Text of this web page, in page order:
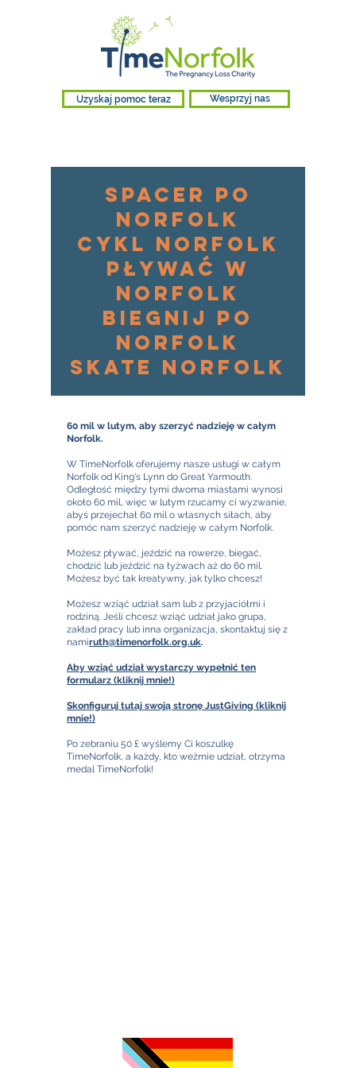
Uzyskaj pomoc teraz Wesprzyj nas
Spacer po
Norfolk
Cykl Norfolk
Pływać w
Norfolk
Biegnij po
Norfolk
Skate Norfolk
60 mil w lutym, aby szerzyć nadzieję w całym
Norfolk.
W TimeNorfolk oferujemy nasze usługi w całym
Norfolk od King's Lynn do Great Yarmouth.
Odległość między tymi dwoma miastami wynosi
około 60 mil, więc w lutym rzucamy ci wyzwanie,
abyś przejechał 60 mil o własnych siłach, aby
pomóc nam szerzyć nadzieję w całym Norfolk.
Możesz pływać, jeździć na rowerze, biegać,
chodzić lub jeździć na łyżwach aż do 60 mil.
Możesz być tak kreatywny, jak tylko chcesz!
Możesz wziąć udział sam lub z przyjaciółmi i
rodziną. Jeśli chcesz wziąć udział jako grupa,
zakład pracy lub inna organizacja, skontaktuj się z
namiruth@timenorfolk.org.uk.
Aby wziąć udział wystarczy wypełnić ten
formularz (kliknij mnie!)
Skonfiguruj tutaj swoją stronę JustGiving (kliknij
mnie!)
Po zebraniu 50 £ wyślemy Ci koszulkę
TimeNorfolk, a każdy, kto weźmie udział, otrzyma
medal TimeNorfolk!